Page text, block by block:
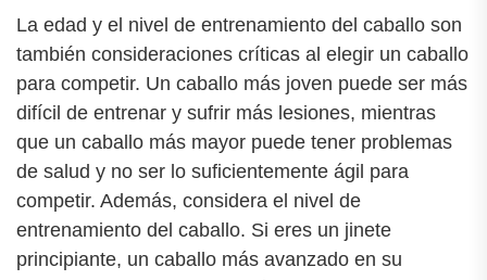
La edad y el nivel de entrenamiento del caballo son
también consideraciones críticas al elegir un caballo
para competir. Un caballo más joven puede ser más
difícil de entrenar y sufrir más lesiones, mientras
que un caballo más mayor puede tener problemas
de salud y no ser lo suficientemente ágil para
competir. Además, considera el nivel de
entrenamiento del caballo. Si eres un jinete
principiante, un caballo más avanzado en su